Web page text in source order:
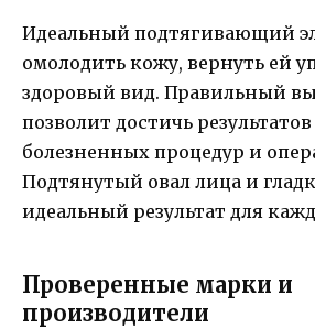
Идеальный подтягивающий
омолодить кожу, вернуть ей
здоровый вид. Правильный
позволит достичь результатов
болезненных процедур и
Подтянутый овал лица и
идеальный результат для
Проверенные марки и
производители